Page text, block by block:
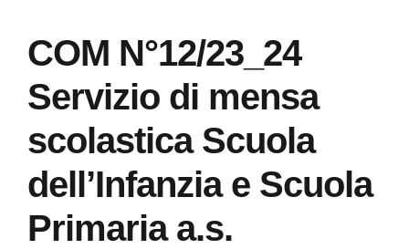
COM N°12/23_24
Servizio di mensa
scolastica Scuola
dell’Infanzia e Scuola
Primaria a.s.